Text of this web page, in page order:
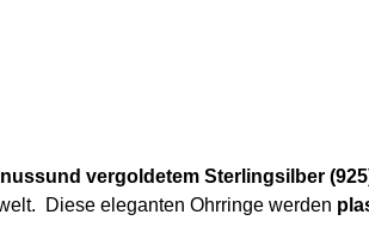
und vergoldetem Sterlingsilber
Diese eleganten Ohrringe werden